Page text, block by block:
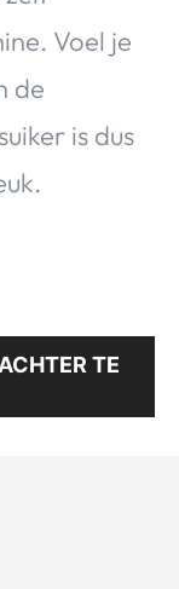
Voel je
de
is dus
TE